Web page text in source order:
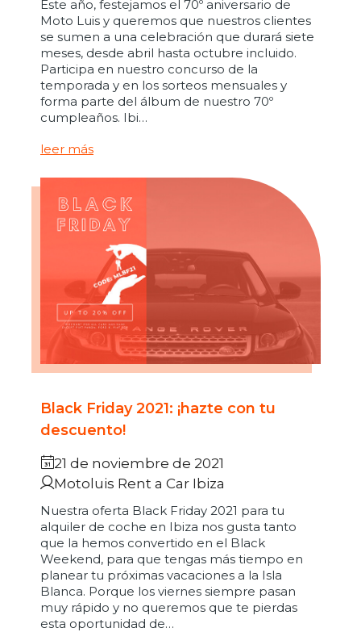
Este año, festejamos el 70º aniversario de
Moto Luis y queremos que nuestros clientes
se sumen a una celebración que durará siete
meses, desde abril hasta octubre incluido.
Participa en nuestro concurso de la
temporada y en los sorteos mensuales y
forma parte del álbum de nuestro 70º
cumpleaños. Ibi…
leer más
Black Friday 2021: ¡hazte con tu
descuento!
21 de noviembre de 2021
Motoluis Rent a Car Ibiza
Nuestra oferta Black Friday 2021 para tu
alquiler de coche en Ibiza nos gusta tanto
que la hemos convertido en el Black
Weekend, para que tengas más tiempo en
planear tu próximas vacaciones a la Isla
Blanca. Porque los viernes siempre pasan
muy rápido y no queremos que te pierdas
esta oportunidad de…